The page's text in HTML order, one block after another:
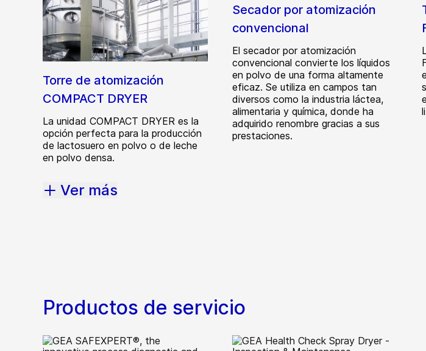
Torre de atomización
COMPACT DRYER
La unidad COMPACT DRYER es la
opción perfecta para la producción
de lactosuero en polvo o de leche
en polvo densa.
Secador por atomización
convencional
El secador por atomización
convencional convierte los líquidos
en polvo de una forma altamente
eficaz. Se utiliza en campos tan
diversos como la industria láctea,
alimentaria y química, donde ha
adquirido renombre gracias a sus
prestaciones.
Ver más
Productos de servicio